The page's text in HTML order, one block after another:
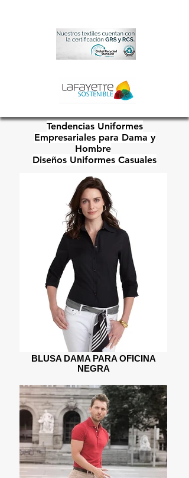
Tendencias Uniformes
Empresariales para Dama y
Hombre
Diseños Uniformes Casuales
BLUSA DAMA PARA OFICINA
NEGRA